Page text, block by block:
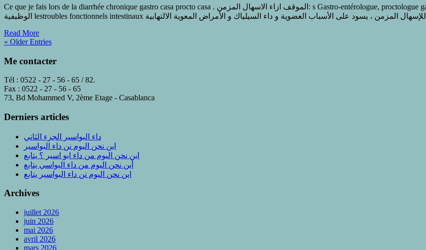
Ce que je fais lors de la diarrhée chronique gastro casa procto casa . الموقف ازاء الاسهال المزمن: s Gastro-entérologue, proctologue gastro casa procto casa ا الملخص: تمثل الاضطرابات المعوية
Read More
« Older Entries
Me contacter
Tél : 0522 - 27 - 56 - 65 / 82.
Fax : 0522 - 27 - 56 - 65
73, Bd Mohammed V, 2ème Etage - Casablanca
Derniers articles
داء البواسير الجزء الثاني
اين نحن اليوم نن داء البواسير
اين نحن اليوم من داء ابو اسير ؟ يتابع
أين نحن اليوم من داء البواسي يتابع
اين نحن اليوم نن داء البواسير يتابع
Archives
juillet 2026
juin 2026
mai 2026
avril 2026
mars 2026